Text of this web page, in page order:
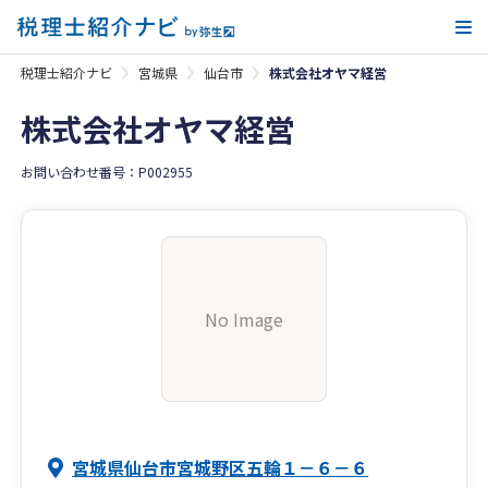
税理士紹介ナビ 宮城県 仙台市 株式会社オヤマ経営
株式会社オヤマ経営
お問い合わせ番号：P002955
No Image
宮城県仙台市宮城野区五輪１－６－６